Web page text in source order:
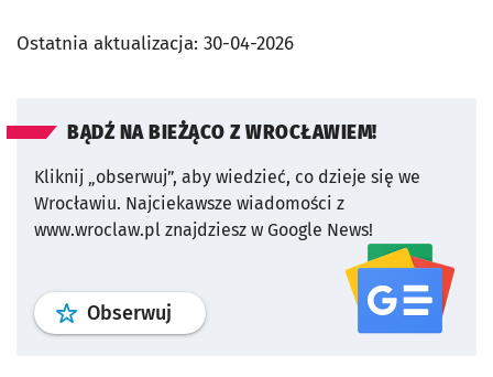
Ostatnia aktualizacja: 30-04-2026
BĄDŹ NA BIEŻĄCO Z WROCŁAWIEM!
Kliknij „obserwuj”, aby wiedzieć, co dzieje się we
Wrocławiu. Najciekawsze wiadomości z
www.wroclaw.pl znajdziesz w Google News!
Obserwuj profil serwisu